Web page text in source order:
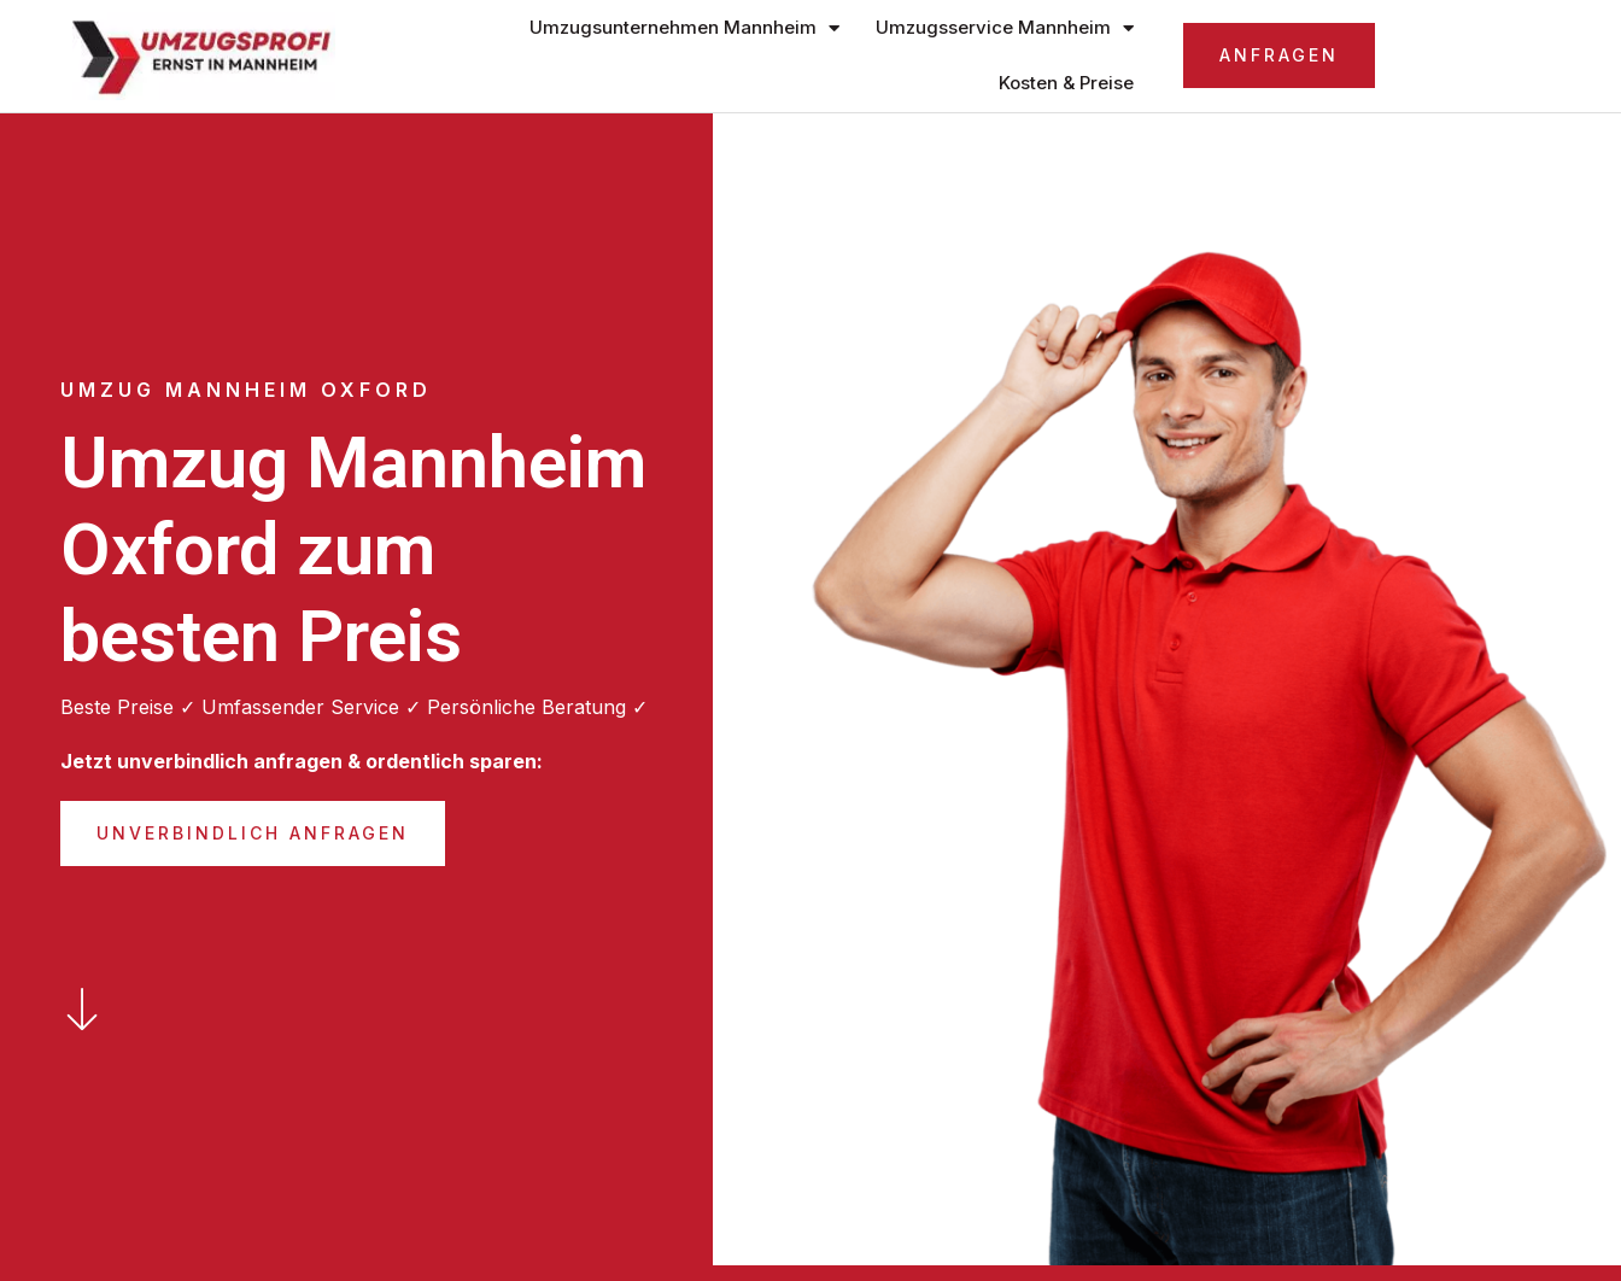
Umzugsunternehmen Mannheim Umzugsservice Mannheim
Kosten & Preise
ANFRAGEN
UMZUG MANNHEIM OXFORD
Umzug Mannheim
Oxford zum
besten Preis
Beste Preise ✓ Umfassender Service ✓ Persönliche Beratung ✓
Jetzt unverbindlich anfragen & ordentlich sparen:
UNVERBINDLICH ANFRAGEN